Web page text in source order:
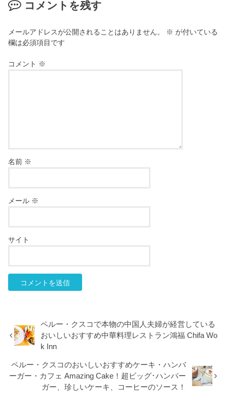
コメントを残す
メールアドレスが公開されることはありません。 ※ が付いている
欄は必須項目です
コメント ※
名前 ※
メール ※
サイト
ペルー・クスコで本物の中国人夫婦が経営している
おいしいおすすめ中華料理レストラン鴻福 Chifa Wo
k Inn
ペルー・クスコのおいしいおすすめケーキ・ハンバ
ーガー・カフェ Amazing Cake！超ビッグ･ハンバー
ガー、珍しいケーキ、コーヒーのソース！